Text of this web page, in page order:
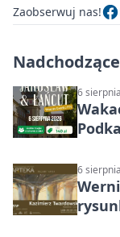
Zaobserwuj nas!
6
6